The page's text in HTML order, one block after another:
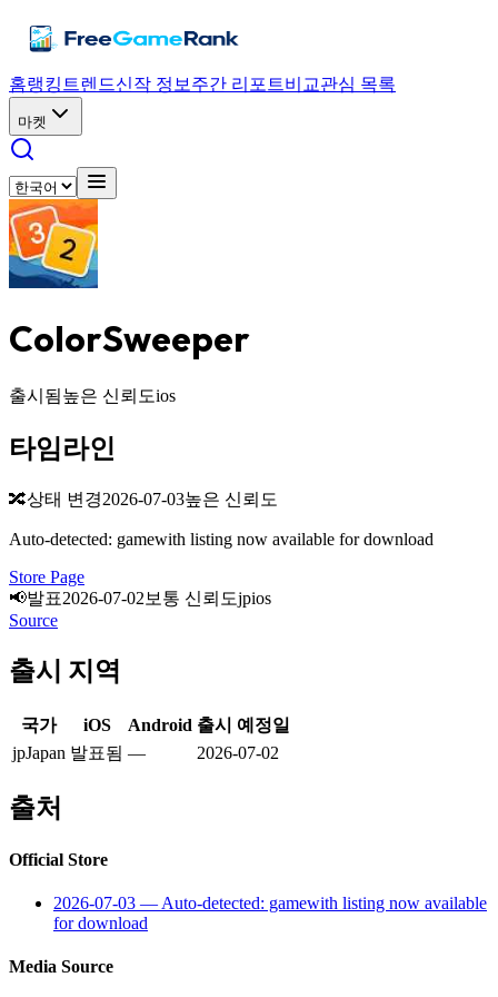
홈랭킹 트렌드신작 정보 주간 리포트비교관심 목록
마켓
ColorSweeper
출시됨높은 신뢰도ios
타임라인
🔀상태 변경2026-07-03높은 신뢰도
Auto-detected: gamewith listing now available for download
Store Page
📢발표2026-07-02 보통 신뢰도jpios
Source
출시 지역
국가 iOS Android 출시 예정일
jpJapan 발표됨 — 2026-07-02
출처
Official Store
2026-07-03 — Auto-detected: gamewith listing now available
for download
Media Source